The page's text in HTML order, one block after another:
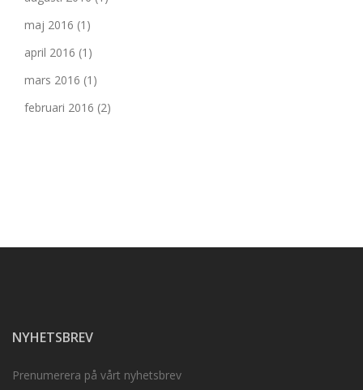
maj 2016 (1)
april 2016 (1)
mars 2016 (1)
februari 2016 (2)
NYHETSBREV
Prenumerera på vårt nyhetsbrev